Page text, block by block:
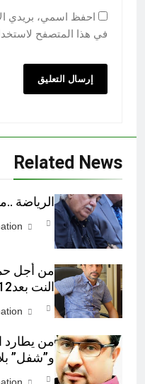
احفظ اسمي، بريدي
في هذا المتصفح
Related News
الرياضة
من أجل
النت بعد12مساءً ….
من يطارد
و”شفل”